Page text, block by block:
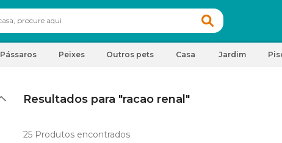
Pássaros Peixes Outros pets Casa Jardim
Resultados para "racao renal"
25 Produtos encontrados